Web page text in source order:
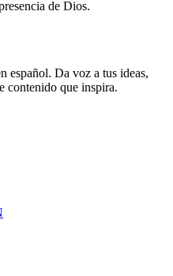
de Dios.
español. Da voz a tus ideas,
contenido que inspira.